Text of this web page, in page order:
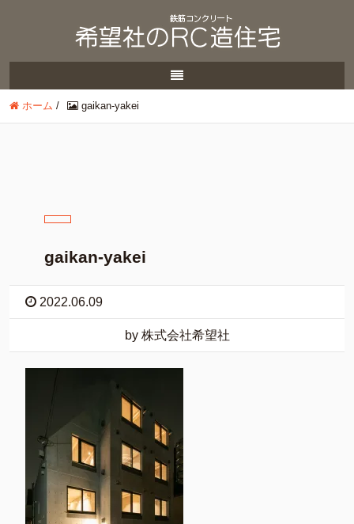
ホーム / gaikan-yakei
gaikan-yakei
2022.06.09
by 株式会社希望社